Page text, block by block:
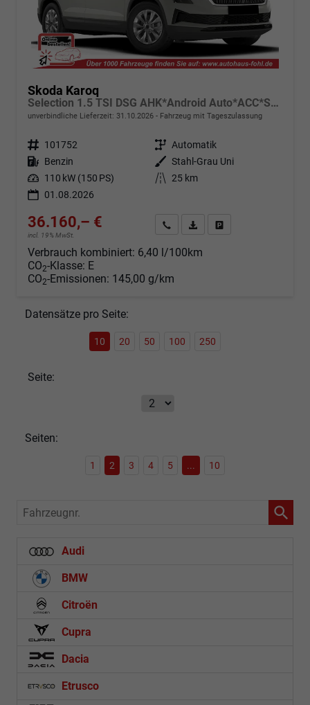
Skoda Karoq
Selection 1.5 TSI DSG AHK*Android Auto*ACC*SHZ*Kamera*Keyless*PDC v/h*Klimaauto*SUNSET*LED
unverbindliche Lieferzeit: 31.10.2026 Fahrzeug mit Tageszulassung
Fahrzeugnr. 101752 Getriebe Automatik
Kraftstoff Benzin Außenfarbe Stahl-Grau Uni
Leistung 110 kW (150 PS) Kilometerstand 25 km
01.08.2026
36.160,– €
incl. 19% MwSt.
Angebot anfordern
Fahrzeugexpose (PDF)
Verbrauch kombiniert: 6,40 l/100km
CO2-Klasse: E
CO2-Emissionen: 145,00 g/km
Datensätze pro Seite:
10 20 50 100 250
Seite:
Seiten:
1 2 3 4 5 ... 10
Fahrzeugnr.
Audi
BMW
Citroën
Cupra
Dacia
Etrusco